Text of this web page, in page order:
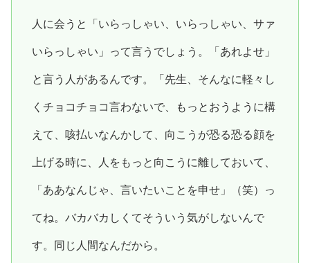
人に会うと「いらっしゃい、いらっしゃい、サァ
いらっしゃい」って言うでしょう。「あれよせ」
と言う人があるんです。「先生、そんなに軽々し
くチョコチョコ言わないで、もっとおうように構
えて、咳払いなんかして、向こうが恐る恐る顔を
上げる時に、人をもっと向こうに離しておいて、
「ああなんじゃ、言いたいことを申せ」（笑）っ
てね。バカバカしくてそういう気がしないんで
す。同じ人間なんだから。